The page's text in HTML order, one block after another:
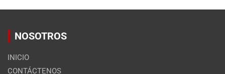
NOSOTROS
INICIO
CONTÁCTENOS